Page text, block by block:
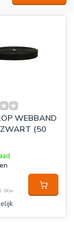
WEBBAND
(50
btw